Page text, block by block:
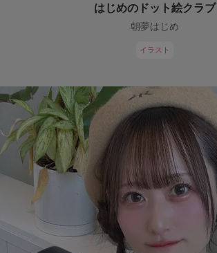
はじめのドット絵クラブ
朝夢はじめ
イラスト